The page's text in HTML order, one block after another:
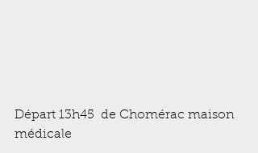
Départ 13h45  de Chomérac maison
médicale